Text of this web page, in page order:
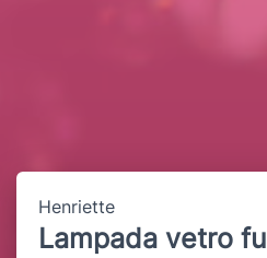
Henriette
Lampada vetro